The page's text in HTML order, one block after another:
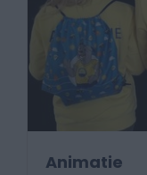
Animatie